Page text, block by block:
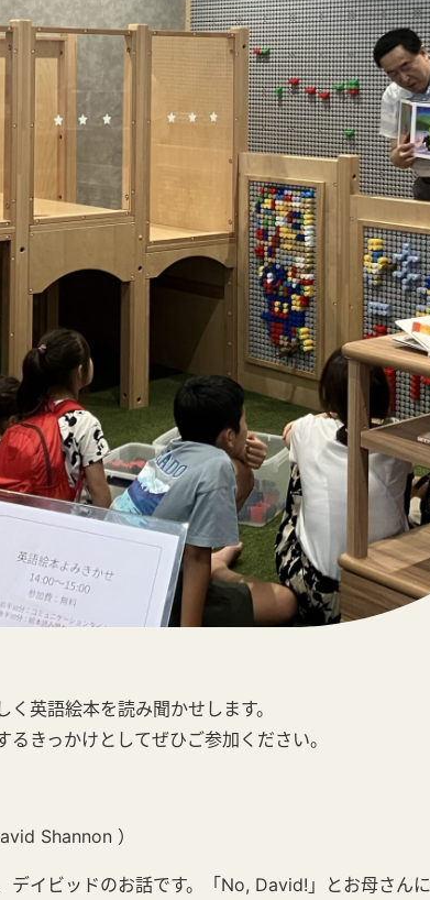
く英語絵本を読み聞かせします。
るきっかけとしてぜひご参加ください。
Shannon ）
デイビッドのお話です。「No, David!」とお母さん